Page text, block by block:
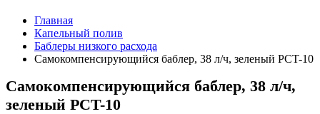
Главная
Капельный полив
Баблеры низкого расхода
Самокомпенсирующийся баблер, 38 л/ч, зеленый PCT-10
Самокомпенсирующийся баблер, 38 л/ч,
зеленый PCT-10